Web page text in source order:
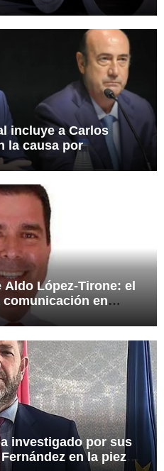
incluye a Carlos
la causa por
en el rescate de
Reunidos
López-Tirone: el
en
investigado por sus
en la pieza